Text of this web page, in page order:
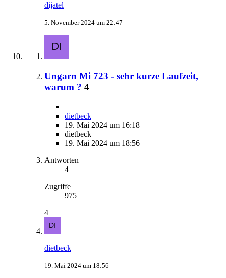
dijatel
5. November 2024 um 22:47
Ungarn Mi 723 - sehr kurze Laufzeit,
warum ? 4
dietbeck
19. Mai 2024 um 16:18
dietbeck
19. Mai 2024 um 18:56
Antworten
4
Zugriffe
975
4
dietbeck
19. Mai 2024 um 18:56